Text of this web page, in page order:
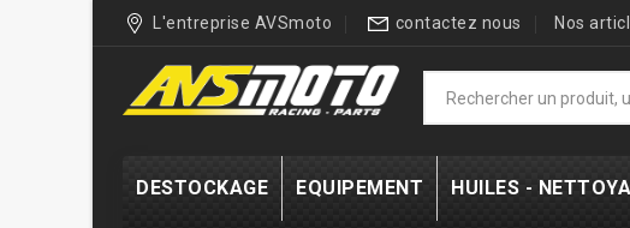
L'entreprise AVSmoto contactez nous Nos
DESTOCKAGE EQUIPEMENT HUILES -